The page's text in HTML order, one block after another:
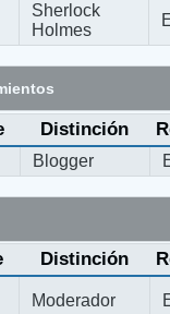
Sherlock
Holmes
Distinción
Blogger
Distinción
Moderador